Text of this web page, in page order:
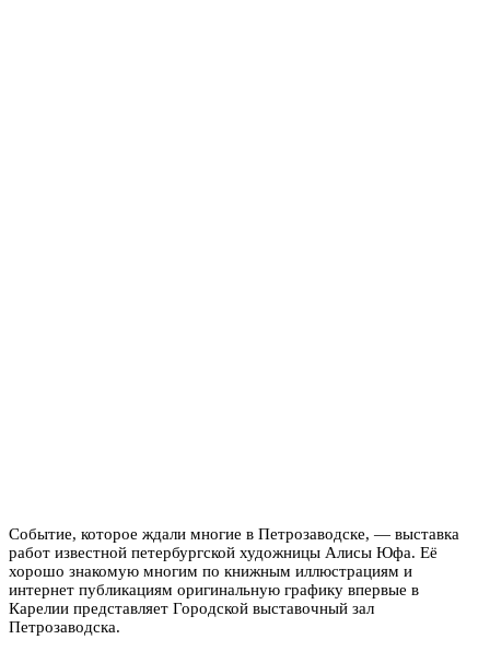
Событие, которое ждали многие в Петрозаводске, — выставка
работ известной петербургской художницы Алисы Юфа. Её
хорошо знакомую многим по книжным иллюстрациям и
интернет публикациям оригинальную графику впервые в
Карелии представляет Городской выставочный зал
Петрозаводска.